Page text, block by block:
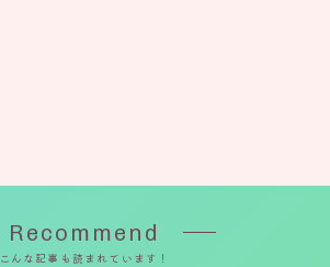
Recommend
こんな記事も読まれています！